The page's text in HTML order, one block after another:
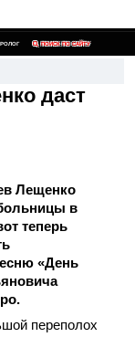
ПОИСК ПО САЙТУ
даст
Лещенко
в
теперь
«День
переполох